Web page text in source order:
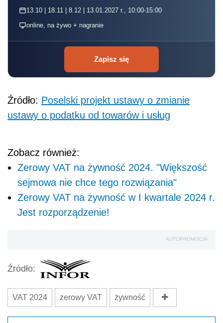
13.10 | 18.11 | 8.12 | 13.01.2027 r., 10:00-15:00
online, na żywo + nagranie
Zapisz się
Źródło: Poselski projekt ustawy o zmianie
ustawy o podatku od towarów i usług
Zobacz również:
Zerowy VAT na żywność 2024. "Większość
sejmowa nie chce tego rozwiązania"
Zerowy VAT na żywność w I kwartale 2024 r.
Jest rozporządzenie!
AUTOPROMOCJA
Źródło:
VAT 2024 zerowy VAT żywność